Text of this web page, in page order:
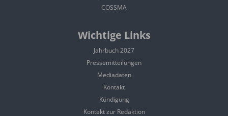
COSSMA
Wichtige Links
Jahrbuch 2027
Pressemitteilungen
Mediadaten
Kontakt
Kündigung
Kontakt zur Redaktion